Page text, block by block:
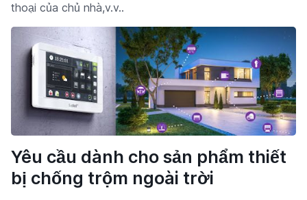
thoại của chủ nhà,v.v..
Yêu cầu dành cho sản phẩm thiết
bị chống trộm ngoài trời